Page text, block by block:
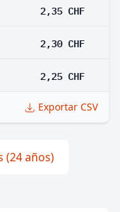
2,35 CHF
2,30 CHF
2,25 CHF
Exportar CSV
(24 años)